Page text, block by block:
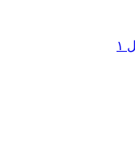
آنچه در این پست میخوانید نمونه سوال فصل ۱